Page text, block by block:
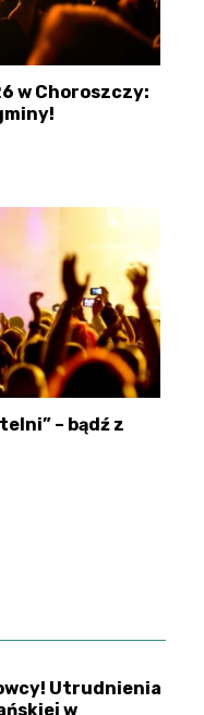
w Choroszczy:
– bądź z
Utrudnienia
w